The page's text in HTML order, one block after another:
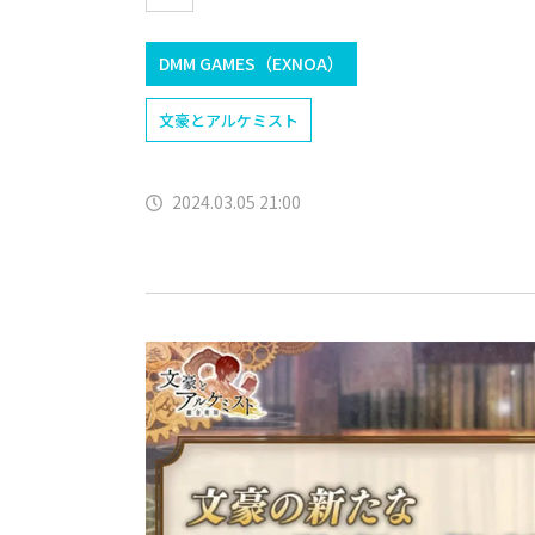
DMM GAMES（EXNOA）
文豪とアルケミスト
2024.03.05 21:00